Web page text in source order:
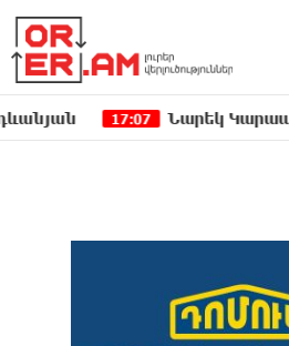
17:07 Նարեկ